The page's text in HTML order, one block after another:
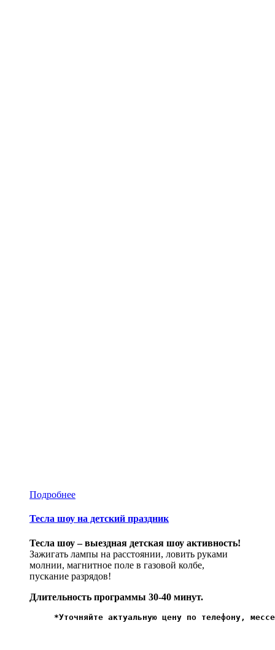
Подробнее
Тесла шоу на детский праздник
Тесла шоу – выездная детская шоу активность!
Зажигать лампы на расстоянии, ловить руками
молнии, магнитное поле в газовой колбе,
пускание разрядов!
Длительность программы 30-40 минут.
*Уточняйте актуальную цену по телефону,